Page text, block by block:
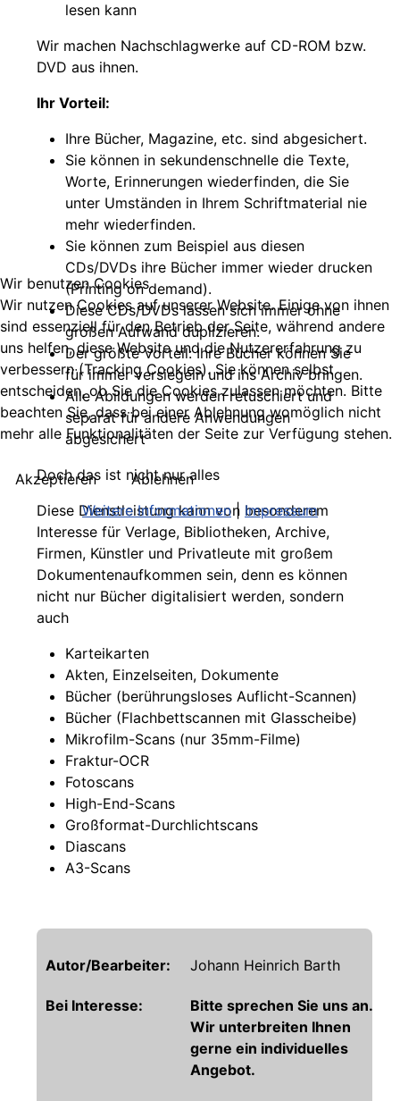
lesen kann
Wir machen Nachschlagwerke auf CD-ROM bzw.
DVD aus ihnen.
Ihr Vorteil:
Ihre Bücher, Magazine, etc. sind abgesichert.
Sie können in sekundenschnelle die Texte,
Worte, Erinnerungen wiederfinden, die Sie
unter Umständen in Ihrem Schriftmaterial nie
mehr wiederfinden.
Sie können zum Beispiel aus diesen
CDs/DVDs ihre Bücher immer wieder drucken
(Printing on demand).
Diese CDs/DVDs lassen sich immer ohne
großen Aufwand duplizieren.
Der größte Vorteil: Ihre Bücher können Sie
für immer versiegeln und ins Archiv bringen.
Alle Abildungen werden retuschiert und
separat für andere Anwendungen
abgesichert
Doch das ist nicht nur alles
Diese Dienstleistung kann von besonderem
Interesse für Verlage, Bibliotheken, Archive,
Firmen, Künstler und Privatleute mit großem
Dokumentenaufkommen sein, denn es können
nicht nur Bücher digitalisiert werden, sondern
auch
Karteikarten
Akten, Einzelseiten, Dokumente
Bücher (berührungsloses Auflicht-Scannen)
Bücher (Flachbettscannen mit Glasscheibe)
Mikrofilm-Scans (nur 35mm-Filme)
Fraktur-OCR
Fotoscans
High-End-Scans
Großformat-Durchlichtscans
Diascans
A3-Scans
Autor/Bearbeiter: Johann Heinrich Barth
Bei Interesse:
Bitte sprechen Sie uns an.
Wir unterbreiten Ihnen
gerne ein individuelles
Angebot.
Wir benutzen Cookies
Wir nutzen Cookies auf unserer Website. Einige von ihnen
sind essenziell für den Betrieb der Seite, während andere
uns helfen, diese Website und die Nutzererfahrung zu
verbessern (Tracking Cookies). Sie können selbst
entscheiden, ob Sie die Cookies zulassen möchten. Bitte
beachten Sie, dass bei einer Ablehnung womöglich nicht
mehr alle Funktionalitäten der Seite zur Verfügung stehen.
Akzeptieren
Ablehnen
Weitere Informationen| Impressum